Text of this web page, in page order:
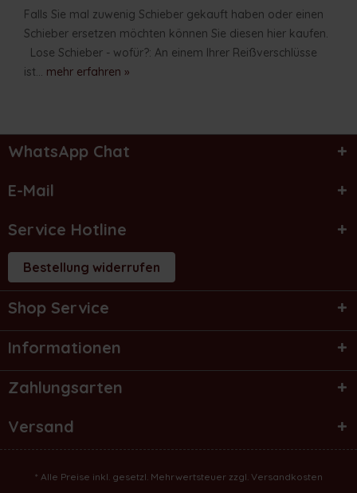
Falls Sie mal zuwenig Schieber gekauft haben oder einen
Schieber ersetzen möchten können Sie diesen hier kaufen.
Lose Schieber - wofür?: An einem Ihrer Reißverschlüsse
ist... mehr erfahren »
WhatsApp Chat
E-Mail
Service Hotline
Bestellung widerrufen
Shop Service
Informationen
Zahlungsarten
Versand
* Alle Preise inkl. gesetzl. Mehrwertsteuer zzgl. Versandkosten